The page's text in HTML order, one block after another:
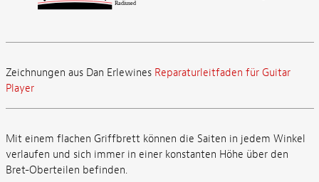
Zeichnungen aus Dan Erlewines Reparaturleitfaden für Guitar
Player
Mit einem flachen Griffbrett können die Saiten in jedem Winkel
verlaufen und sich immer in einer konstanten Höhe über den
Bret-Oberteilen befinden.